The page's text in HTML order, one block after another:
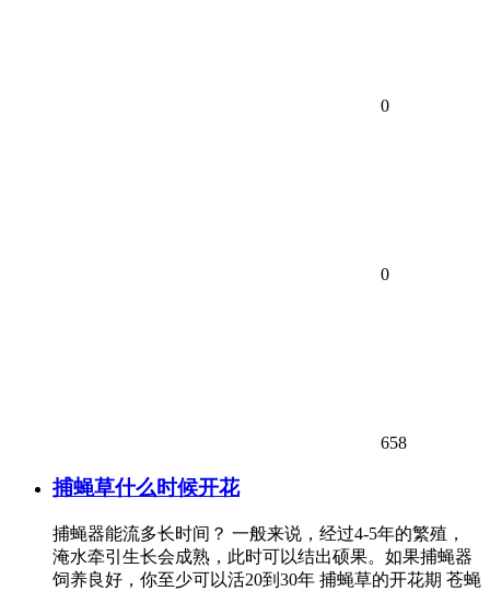
0
0
658
捕蝇草什么时候开花
捕蝇器能流多长时间？ 一般来说，经过4-5年的繁殖，
淹水牵引生长会成熟，此时可以结出硕果。如果捕蝇器
饲养良好，你至少可以活20到30年 捕蝇草的开花期 苍蝇